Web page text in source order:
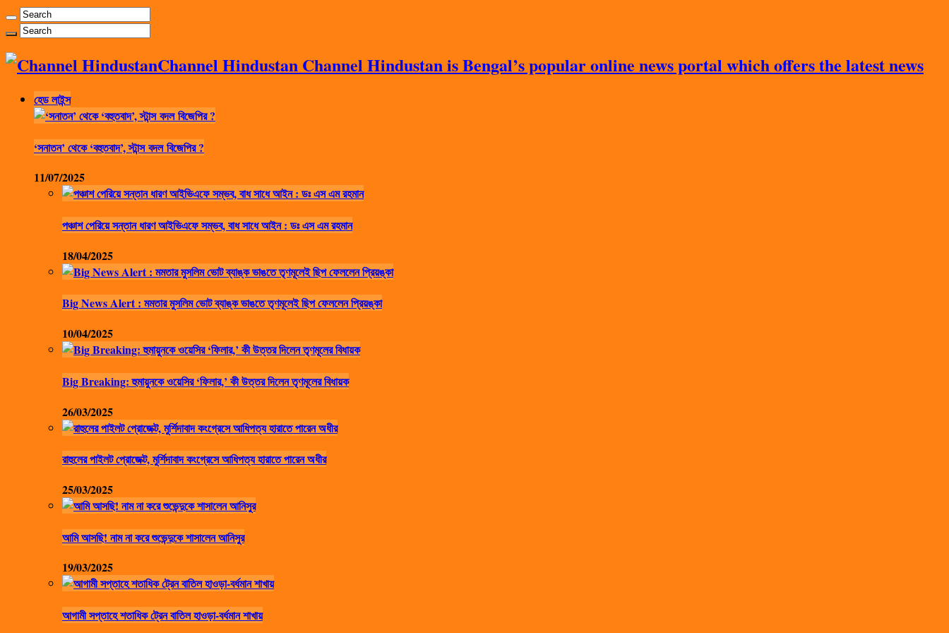
Channel Hindustan Channel Hindustan is Bengal’s popular online news portal which offers the latest news
হেড লাইন্স
‘সনাতন’ থেকে ‘বহুতবাদ’, স্টান্স বদল বিজেপির ?
11/07/2025
পঞ্চাশ পেরিয়ে সন্তান ধারণ আইভিএফে সম্ভব, বাধ সাধে আইন : ডঃ এস এম রহমান
18/04/2025
Big News Alert : মমতার মুসলিম ভোট ব্যাঙ্ক ভাঙতে তৃণমূলেই ছিপ ফেললেন প্রিয়ঙ্কা
10/04/2025
Big Breaking: হুমায়ুনকে ওয়েসির ‘ফিলার,’ কী উত্তর দিলেন তৃণমূলের বিধায়ক
26/03/2025
রাহুলের পাইলট প্রোজেক্ট, মুর্শিদাবাদ কংগ্রেসে আধিপত্য হারাতে পারেন অধীর
25/03/2025
আমি আসছি! নাম না করে শুভেন্দুকে শাসালেন আনিসুর
19/03/2025
আগামী সপ্তাহে শতাধিক ট্রেন বাতিল হাওড়া-বর্ধমান শাখায়